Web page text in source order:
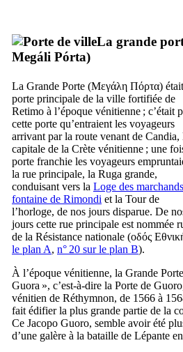
La grande
Megáli Pórta)
La Grande Porte (Μεγάλη Πόρτα)
porte principale de la ville fortifiée de
Retimo à l’époque vénitienne ; c’était
cette porte qu’entraient les voyageurs
arrivant par la route venant de Candia,
capitale de la Crète vénitienne ; une
porte franchie les voyageurs
la rue principale, la Ruga grande,
conduisant vers la Loge des marchands
fontaine de Rimondi et la Tour de
l’horloge, de nos jours disparue. De
jours cette rue principale est nommée
de la Résistance nationale (οδός
le plan A, n° 20 sur le plan B).
À l’époque vénitienne, la Grande
Guora », c’est-à-dire la Porte de Guoro
vénitien de Réthymnon, de 1566 à
fait édifier la plus grande partie de la
Ce Jacopo Guoro, semble avoir été
d’une galère à la bataille de Lépante